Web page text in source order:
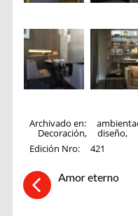
Archivado en:
Decoración, diseño,
Edición Nro:
421
Amor eterno